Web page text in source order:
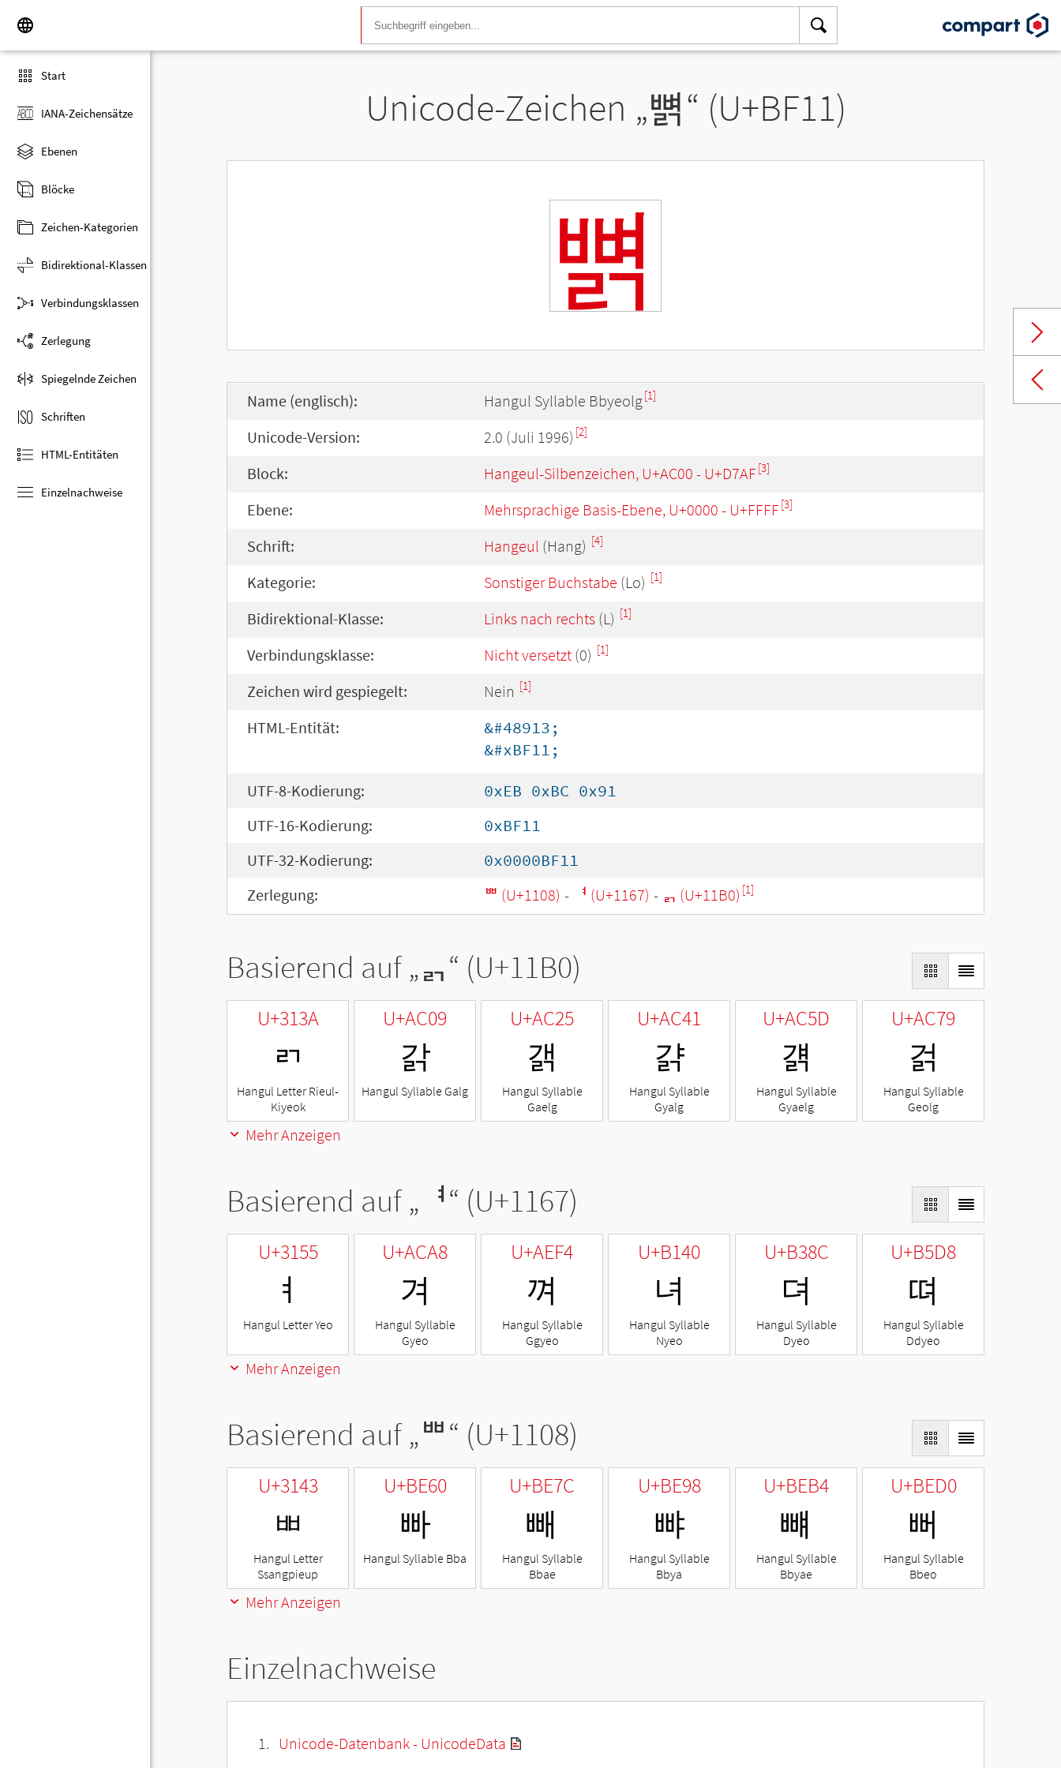
Start
IANA-Zeichensätze
Ebenen
Blöcke
Zeichen-Kategorien
Bidirektional-Klassen
Verbindungsklassen
Zerlegung
Spiegelnde Zeichen
Schriften
HTML-Entitäten
Einzelnachweise
Unicode-Zeichen „뼑“ (U+BF11)
뼑
Name (englisch): Hangul Syllable Bbyeolg[1]
Unicode-Version: 2.0 (Juli 1996) [2]
Block: Hangeul-Silbenzeichen, U+AC00 - U+D7AF[3]
Ebene: Mehrsprachige Basis-Ebene, U+0000 - U+FFFF[3]
Schrift: Hangeul (Hang) [4]
Kategorie: Sonstiger Buchstabe (Lo) [1]
Bidirektional-Klasse: Links nach rechts (L) [1]
Verbindungsklasse: Nicht versetzt (0) [1]
Zeichen wird gespiegelt: Nein [1]
HTML-Entität:
&#48913;
&#xBF11;
UTF-8-Kodierung:
0xEB 0xBC 0x91
UTF-16-Kodierung:
0xBF11
UTF-32-Kodierung:
0x0000BF11
Zerlegung:
ᄈ (U+1108) - ᅧ (U+1167) - ᆰ (U+11B0) [1]
Basierend auf „ᆰ“ (U+11B0)
U+313A
ㄺ
Hangul Letter Rieul-
Kiyeok
U+AC09
갉
Hangul Syllable Galg
U+AC25
갥
Hangul Syllable
Gaelg
U+AC41
걁
Hangul Syllable
Gyalg
U+AC5D
걝
Hangul Syllable
Gyaelg
U+AC79
걹
Hangul Syllable
Geolg
Mehr Anzeigen
Basierend auf „ ᅧ“ (U+1167)
U+3155
ㅕ
Hangul Letter Yeo
U+ACA8
겨
Hangul Syllable
Gyeo
U+AEF4
껴
Hangul Syllable
Ggyeo
U+B140
녀
Hangul Syllable
Nyeo
U+B38C
뎌
Hangul Syllable
Dyeo
U+B5D8
뗘
Hangul Syllable
Ddyeo
Mehr Anzeigen
Basierend auf „ᄈ“ (U+1108)
U+3143
ㅃ
Hangul Letter
Ssangpieup
U+BE60
빠
Hangul Syllable Bba
U+BE7C
빼
Hangul Syllable
Bbae
U+BE98
뺘
Hangul Syllable
Bbya
U+BEB4
뺴
Hangul Syllable
Bbyae
U+BED0
뻐
Hangul Syllable
Bbeo
Mehr Anzeigen
Einzelnachweise
Unicode-Datenbank - UnicodeData